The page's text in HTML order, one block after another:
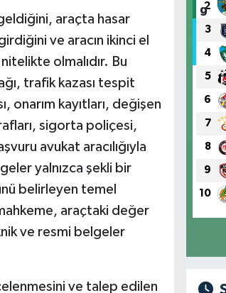
araçta hasar
ve aracın ikinci el
olmalıdır. Bu
trafik kazası tespit
onarım kayıtları, değişen
sigorta poliçesi,
avukat aracılığıyla
yalnızca şekli bir
belirleyen temel
araçtaki değer
ve resmi belgeler
ve talep edilen
2
3
4
5
6
7
8
9
10